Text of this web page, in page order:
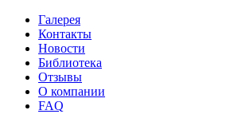
Галерея
Контакты
Новости
Библиотека
Отзывы
О компании
FAQ